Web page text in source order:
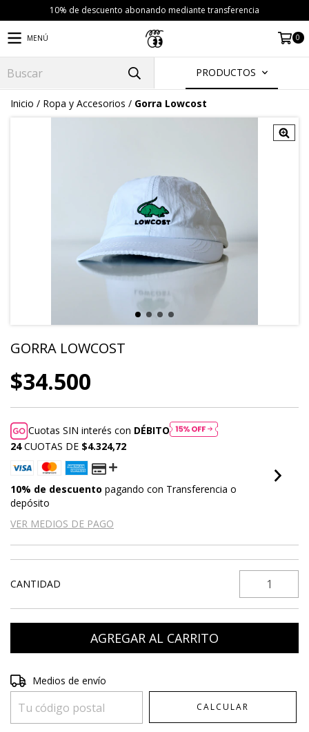
10% de descuento abonando mediante transferencia
MENÚ 0
PRODUCTOS
Inicio / Ropa y Accesorios / Gorra Lowcost
GORRA LOWCOST
$34.500
Cuotas SIN interés con DÉBITO
24 CUOTAS DE $4.324,72
10% de descuento pagando con Transferencia o
depósito
VER MEDIOS DE PAGO
CANTIDAD
Entregas para el CP:
Medios de envío
CALCULAR